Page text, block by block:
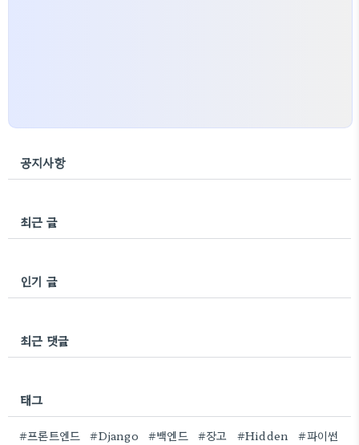
공지사항
최근 글
인기 글
최근 댓글
태그
#프론트엔드 #Django #백엔드 #장고 #Hidden #파이썬